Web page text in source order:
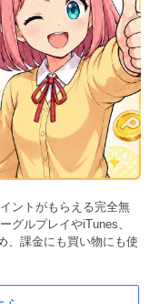
ントがもらえる完全無
グルプレイやiTunes、
、課金にも買い物にも使